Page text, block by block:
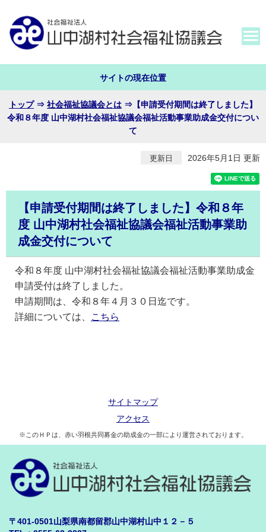
サイトの現在位置
トップ⇒ 社会福祉協議会とは ⇒ 【申請受付期間は終了しました】
令和８年度 山中湖村社会福祉協議会福祉活動事業助成金交付につい
て
更新日 2026年5月1日 更新
【申請受付期間は終了しました】令和８年
度 山中湖村社会福祉協議会福祉活動事業助
成金交付について
令和８年度 山中湖村社会福祉協議会福祉活動事業助成金
申請受付は終了しました。
申請期間は、令和８年４月３０日迄です。
詳細については、
こちら
サイトマップ
アクセス
※このＨＰは、赤い羽根共同募金の助成金の一部により運営されております。
〒401-0501山梨県南都留郡山中湖村山中１２－５